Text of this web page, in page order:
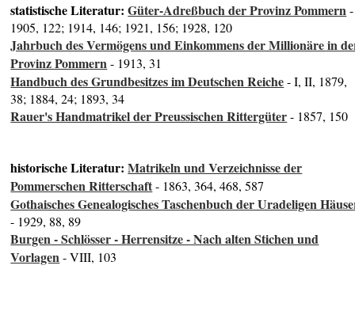
statistische Literatur:Güter-Adreßbuch der Provinz Pommern-
1905, 122; 1914, 146; 1921, 156; 1928, 120
Jahrbuch des Vermögens und Einkommens der Millionäre in
Provinz Pommern- 1913, 31
Handbuch des Grundbesitzes im Deutschen Reiche- I, II, 1879,
38; 1884, 24; 1893, 34
Rauer's Handmatrikel der Preussischen Rittergüter- 1857, 150
historische Literatur:Matrikeln und Verzeichnisse der
Pommerschen Ritterschaft- 1863, 364, 468, 587
Gothaisches Genealogisches Taschenbuch der Uradeligen
- 1929, 88, 89
Burgen - Schlösser - Herrensitze - Nach alten Stichen und
Vorlagen- VIII, 103